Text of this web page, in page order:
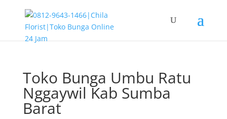
Toko Bunga Umbu Ratu
Nggaywil Kab Sumba
Barat